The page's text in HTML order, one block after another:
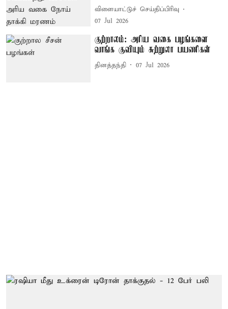
விளையாட்டுச் செய்திப்பிரிவு
07 Jul 2026
குற்றாலம்: அரிய வகை பழங்களை
வாங்க குவியும் சுற்றுலா பயணிகள்
தினத்தந்தி 07 Jul 2026